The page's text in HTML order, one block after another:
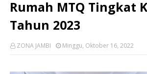
Rumah MTQ Tingkat
Tahun 2023
ZONA JAMBI Minggu, Oktober 16, 2022